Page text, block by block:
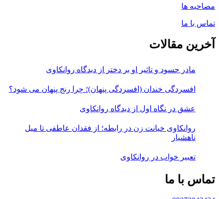
مصاحبه ها
تماس با ما
آخرین مقالات
مادر حسود و تاثیر او بر دختر از دیدگاه روانکاوی
افسردگی خندان (افسردگی پنهان)؛ چرا رنج پنهان می شود؟
عشق در نگاه اول از دیدگاه روانکاوی
روانکاوی خیانت زن در رابطه؛ از فقدان عاطفی تا میل
ناهشیار
تعبیر خواب در روانکاوی
تماس با ما